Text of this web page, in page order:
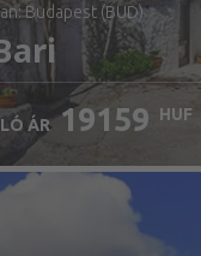
Budapest (BUD)
a
ÁR 19159 HUF